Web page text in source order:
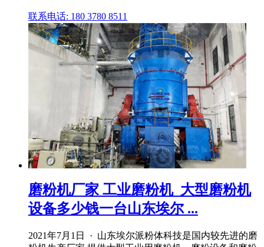
联系电话: 180 3780 8511
磨粉机厂家 工业磨粉机_大型磨粉机
设备多少钱一台山东埃尔 ...
2021年7月1日 · 山东埃尔派粉体科技是国内较先进的磨